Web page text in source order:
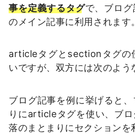
事を定義するタグで、ブロ
のメイン記事に利用されます。
articleタグとsectionタグの
いですが、双方には次のよう
ブログ記事を例に挙げると
りにarticleタグを使い、ブ
落のまとまりにセクションを